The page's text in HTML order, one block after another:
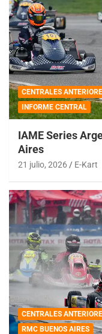
CENTRALES
INFORME CENTRAL
IAME Series
Aires
21 julio, 2026 E-Kart
CENTRALES
RMC BUENOS AIRES